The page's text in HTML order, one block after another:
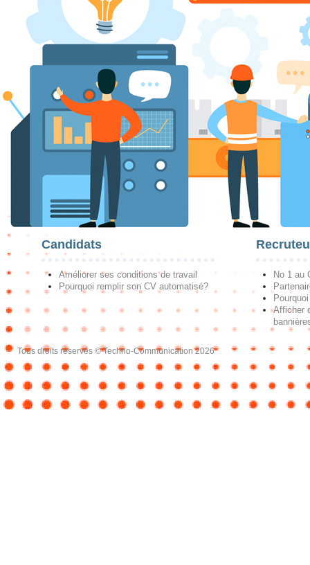
Candidats
Améliorer ses conditions de travail
Pourquoi remplir son CV automatisé?
No 1 au
Afficher
Tous droits réservés © Techno-Communication 2026